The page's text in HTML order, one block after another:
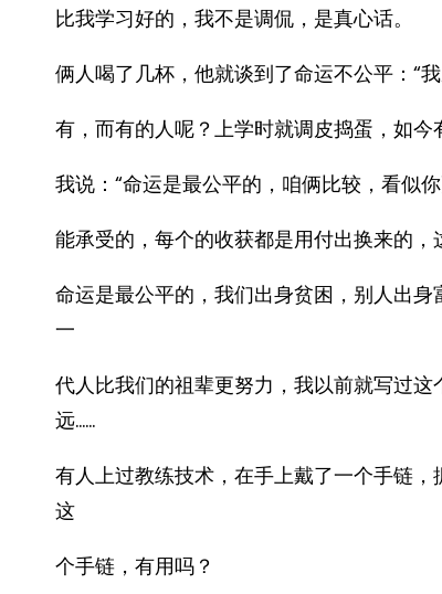
比我学习好的，我不是调侃，是真心话。
俩人喝了几杯，他就谈到了命运不公平：“
有，而有的人呢？上学时就调皮捣蛋，如
我说：“命运是最公平的，咱俩比较，看似
能承受的，每个的收获都是用付出换来的，
命运是最公平的，我们出身贫困，别人出
一
代人比我们的祖辈更努力，我以前就写过
远……
有人上过教练技术，在手上戴了一个手链
这
个手链，有用吗？